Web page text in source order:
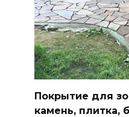
Покрытие для
камень, плитка,